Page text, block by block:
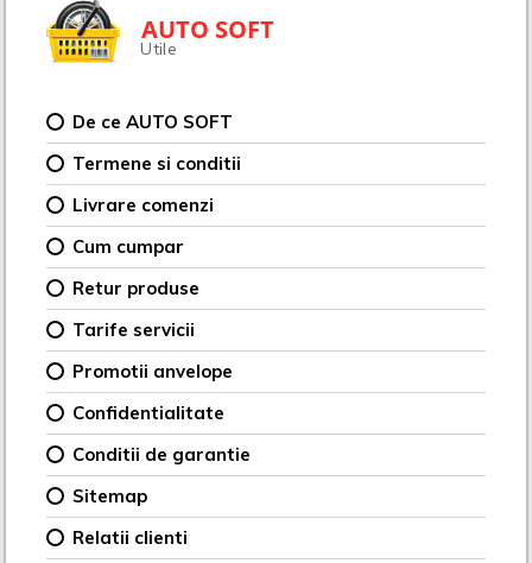
AUTO SOFT
Utile
De ce AUTO SOFT
Termene si conditii
Livrare comenzi
Cum cumpar
Retur produse
Tarife servicii
Promotii anvelope
Confidentialitate
Conditii de garantie
Sitemap
Relatii clienti